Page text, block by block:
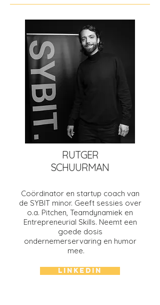
RUTGER
SCHUURMAN
Coördinator en startup coach van
de SYBIT minor. Geeft sessies over
o.a. Pitchen, Teamdynamiek en
Entrepreneurial Skills. Neemt een
goede dosis
ondernemerservaring en humor
mee.
LINKEDIN